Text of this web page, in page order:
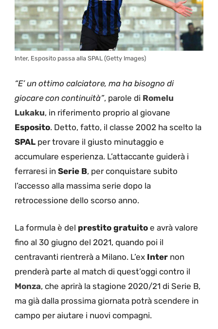
Inter, Esposito passa alla SPAL (Getty Images)
“E’ un ottimo calciatore, ma ha bisogno di
giocare con continuità”, parole di Romelu
Lukaku, in riferimento proprio al giovane
Esposito. Detto, fatto, il classe 2002 ha scelto la
SPAL per trovare il giusto minutaggio e
accumulare esperienza. L’attaccante guiderà i
ferraresi in Serie B, per conquistare subito
l’accesso alla massima serie dopo la
retrocessione dello scorso anno.
La formula è del prestito gratuito e avrà valore
fino al 30 giugno del 2021, quando poi il
centravanti rientrerà a Milano. L’ex Inter non
prenderà parte al match di quest’oggi contro il
Monza, che aprirà la stagione 2020/21 di Serie B,
ma già dalla prossima giornata potrà scendere in
campo per aiutare i nuovi compagni.